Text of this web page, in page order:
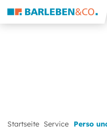
Startseite Service Perso